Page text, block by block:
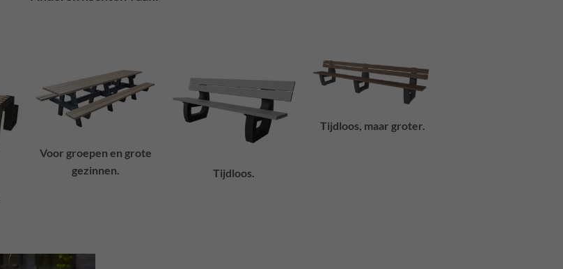
Voor groepen en grote
gezinnen.
Tijdloos.
Tijdloos, maar groter.